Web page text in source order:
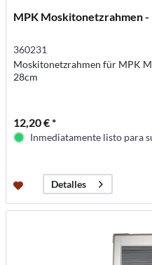
MPK Moskitonetzrahmen
360231
Moskitonetzrahmen für MPK
28cm
12,20 € *
Inmediatamente listo para
Detalles